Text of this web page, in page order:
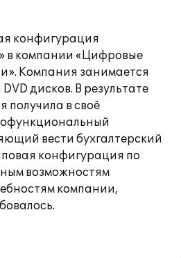
конфигурация
в компании «Цифровые
Компания занимается
дисков. В результате
получила в своё
вести бухгалтерский
конфигурация по
возможностям
компании,